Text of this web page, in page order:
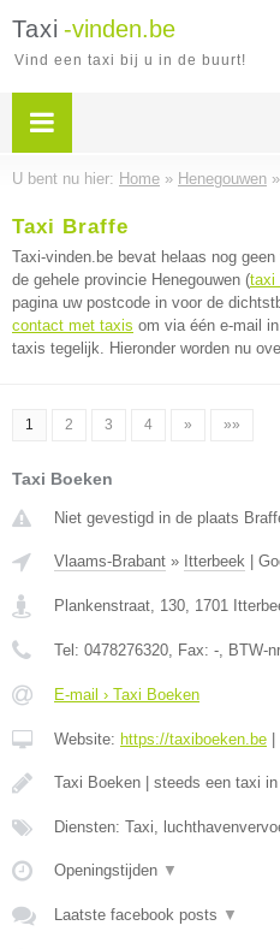
Taxi -vinden.be
Vind een taxi bij u in de buurt!
U bent nu hier: Home » Henegouwen »
Taxi Braffe
Taxi-vinden.be bevat helaas nog geen
de gehele provincie Henegouwen (taxi
pagina uw postcode in voor de
contact met taxis om via één e-mail
taxis tegelijk. Hieronder worden nu
1 2 3 4 » »»
Taxi Boeken
Niet gevestigd in de plaats
Vlaams-Brabant » Itterbeek
Plankenstraat, 130, 1701
Tel: 0478276320, Fax: -, BTW-
E-mail › Taxi Boeken
Website: https://taxiboeken.be
Taxi Boeken | steeds een taxi
Diensten: Taxi,
Openingstijden ▼
Laatste facebook posts ▼